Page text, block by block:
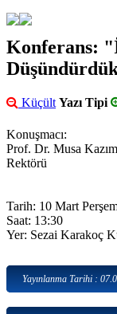
Konferans:
Küçült Yazı Tipi
Konuşmacı:
Prof. Dr. Musa
Rektörü
Tarih: 10 Mart
Saat: 13:30
Yer: Sezai Karakoç
Yayınlanma Tarihi :